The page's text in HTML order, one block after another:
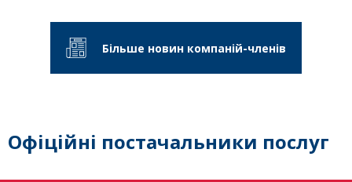
Більше новин компаній-членів
Офіційні постачальники послуг